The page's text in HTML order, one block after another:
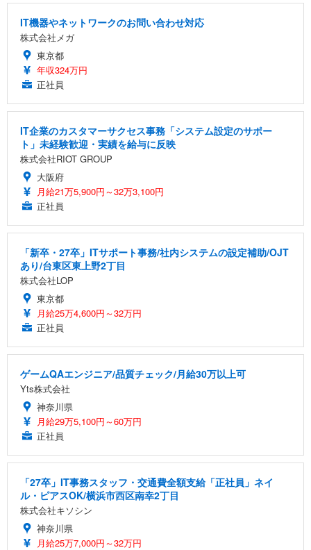
IT機器やネットワークのお問い合わせ対応
株式会社メガ
東京都
年収324万円
正社員
IT企業のカスタマーサクセス事務「システム設定のサポー
ト」未経験歓迎・実績を給与に反映
株式会社RIOT GROUP
大阪府
月給21万5,900円～32万3,100円
正社員
「新卒・27卒」ITサポート事務/社内システムの設定補助/OJT
あり/台東区東上野2丁目
株式会社LOP
東京都
月給25万4,600円～32万円
正社員
ゲームQAエンジニア/品質チェック/月給30万以上可
Yts株式会社
神奈川県
月給29万5,100円～60万円
正社員
「27卒」IT事務スタッフ・交通費全額支給「正社員」ネイ
ル・ピアスOK/横浜市西区南幸2丁目
株式会社キソシン
神奈川県
月給25万7,000円～32万円